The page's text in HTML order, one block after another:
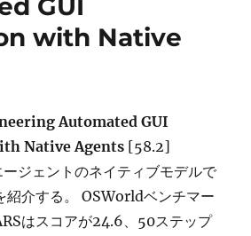
GUI
with Native
Automated GUI
Native Agents [58.2]
ジェントのネイティブモデルで
介する。 OSWorldベンチマー
はスコアが24.6、50ステップ